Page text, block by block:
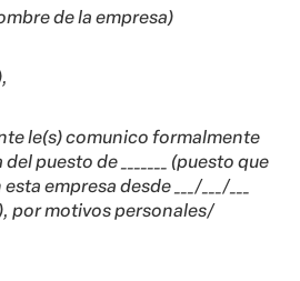
(nombre de la empresa)
le(s) comunico formalmente
puesto de _______ (puesto que
empresa desde ___/___/___
por motivos personales/